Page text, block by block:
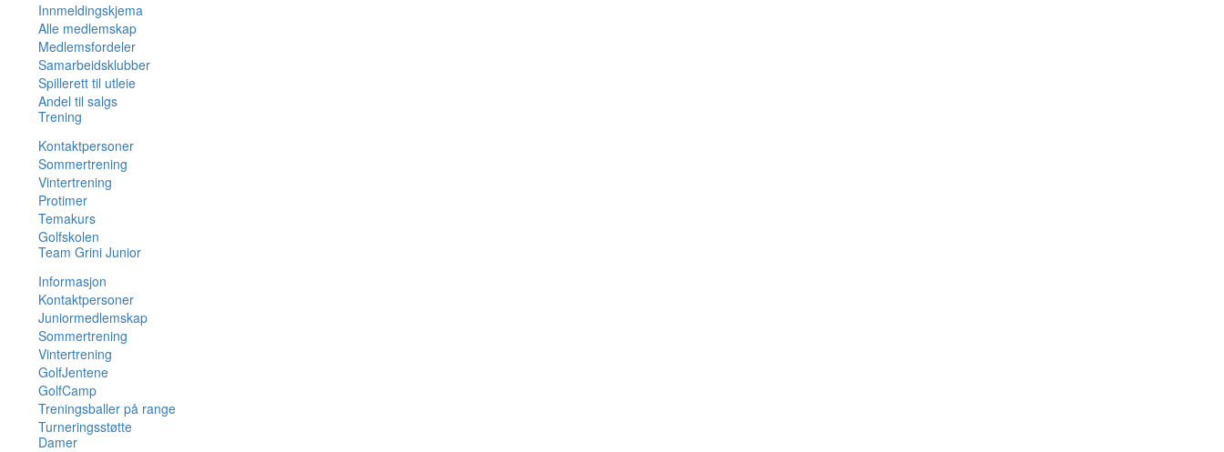
Innmeldingskjema
Alle medlemskap
Medlemsfordeler
Samarbeidsklubber
Spillerett til utleie
Andel til salgs
Trening
Kontaktpersoner
Sommertrening
Vintertrening
Protimer
Temakurs
Golfskolen
Team Grini Junior
Informasjon
Kontaktpersoner
Juniormedlemskap
Sommertrening
Vintertrening
GolfJentene
GolfCamp
Treningsballer på range
Turneringsstøtte
Damer